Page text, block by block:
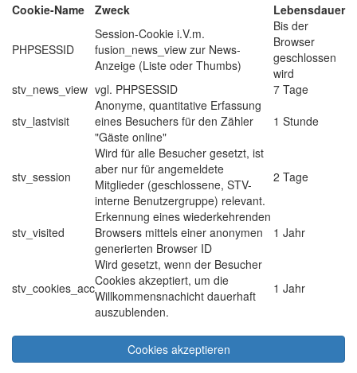
Cookie-Name Zweck Lebensdauer
PHPSESSID
Session-Cookie i.V.m.
fusion_news_view zur News-
Anzeige (Liste oder Thumbs)
Bis der
Browser
geschlossen
wird
stv_news_view vgl. PHPSESSID
7 Tage
stv_lastvisit
Anonyme, quantitative Erfassung
eines Besuchers für den Zähler
"Gäste online"
1 Stunde
stv_session
Wird für alle Besucher gesetzt, ist
aber nur für angemeldete
Mitglieder (geschlossene, STV-
interne Benutzergruppe) relevant.
2 Tage
stv_visited
Erkennung eines wiederkehrenden
Browsers mittels einer anonymen
generierten Browser ID
1 Jahr
stv_cookies_acc
Wird gesetzt, wenn der Besucher
Cookies akzeptiert, um die
Willkommensnachicht dauerhaft
auszublenden.
1 Jahr
Cookies akzeptieren